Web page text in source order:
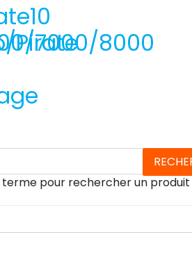
7000/8000
Pirate
terme pour rechercher un